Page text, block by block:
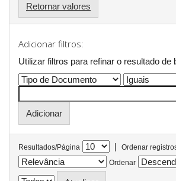
Retornar valores
Adicionar filtros:
Utilizar filtros para refinar o resultado de
Resultados/Página |
Ordenar
Ordenar